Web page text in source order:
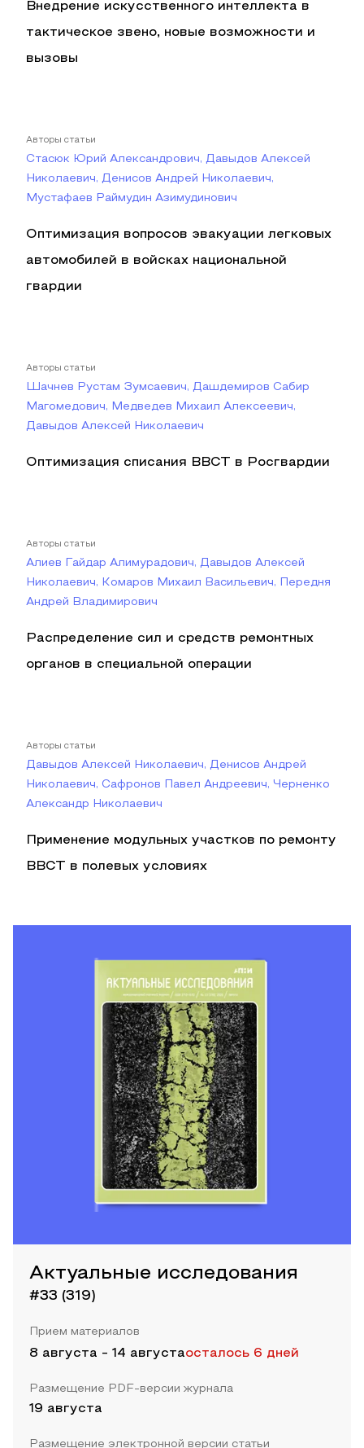
Внедрение искусственного интеллекта в
тактическое звено, новые возможности и
вызовы
Авторы статьи
Стасюк Юрий Александрович, Давыдов Алексей
Николаевич, Денисов Андрей Николаевич,
Мустафаев Раймудин Азимудинович
Оптимизация вопросов эвакуации легковых
автомобилей в войсках национальной
гвардии
Авторы статьи
Шачнев Рустам Зумсаевич, Дашдемиров Сабир
Магомедович, Медведев Михаил Алексеевич,
Давыдов Алексей Николаевич
Оптимизация списания ВВСТ в Росгвардии
Авторы статьи
Алиев Гайдар Алимурадович, Давыдов Алексей
Николаевич, Комаров Михаил Васильевич, Передня
Андрей Владимирович
Распределение сил и средств ремонтных
органов в специальной операции
Авторы статьи
Давыдов Алексей Николаевич, Денисов Андрей
Николаевич, Сафронов Павел Андреевич, Черненко
Александр Николаевич
Применение модульных участков по ремонту
ВВСТ в полевых условиях
Актуальные исследования
#33 (319)
Прием материалов
8 августа - 14 августаосталось 6 дней
Размещение PDF-версии журнала
19 августа
Размещение электронной версии статьи